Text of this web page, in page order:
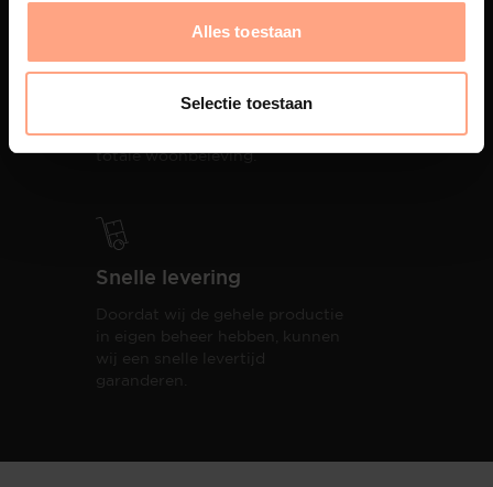
Alles toestaan
Selectie toestaan
ontzorging van eerste schets tot
oplevering,met als resultaat een
totale woonbeleving.
Snelle levering
Doordat wij de gehele productie
in eigen beheer hebben, kunnen
wij een snelle levertijd
garanderen.